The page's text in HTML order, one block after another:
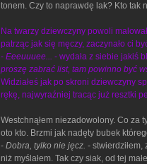
tonem. Czy to naprawdę lak? Kto tak
Na twarzy dziewczyny powoli
patrząc jak się męczy, zaczynało ci
- Eeeuuuee... - wydała z siebie jakiś
proszę zabrać list, tam powinno być
Widziałeś jak po skroni dziewczyny
rękę, najwyraźniej tracąc już resztki
Westchnąłem niezadowolony. Co za
oto kto. Brzmi jak nadęty bubek
- Dobra, tylko nie jęcz. -
niż myślałem. Tak czy siak, od tej